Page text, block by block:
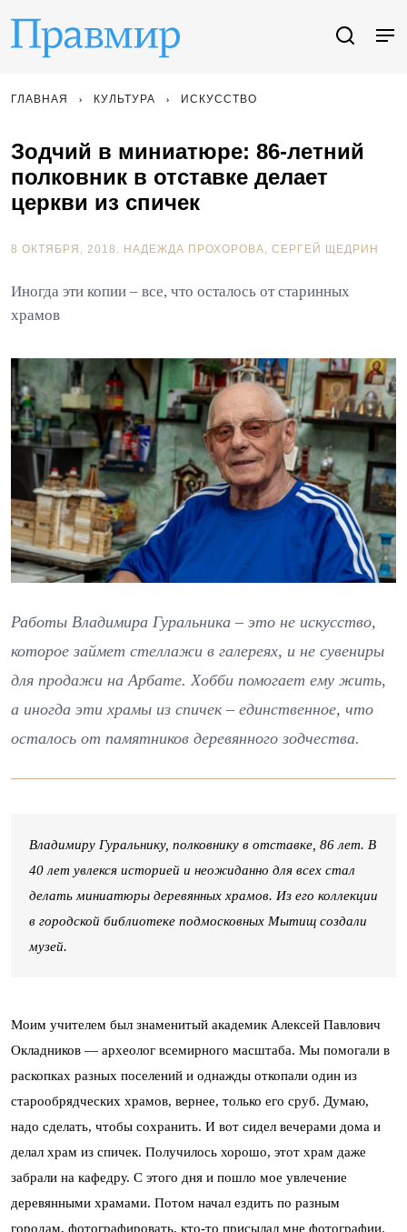
ГЛАВНАЯ КУЛЬТУРА ИСКУССТВО
Зодчий в миниатюре: 86-летний
полковник в отставке делает
церкви из спичек
8 ОКТЯБРЯ, 2018. НАДЕЖДА ПРОХОРОВА СЕРГЕЙ ЩЕДРИН
Иногда эти копии – все, что осталось от старинных
храмов
Работы Владимира Гуральника – это не искусство,
которое займет стеллажи в галереях, и не сувениры
для продажи на Арбате. Хобби помогает ему жить,
а иногда эти храмы из спичек – единственное, что
осталось от памятников деревянного зодчества.
Владимиру Гуральнику, полковнику в отставке, 86 лет. В
40 лет увлекся историей и неожиданно для всех стал
делать миниатюры деревянных храмов. Из его коллекции
в городской библиотеке подмосковных Мытищ создали
музей.
Моим учителем был знаменитый академик Алексей Павлович
Окладников — археолог всемирного масштаба. Мы помогали в
раскопках разных поселений и однажды откопали один из
старообрядческих храмов, вернее, только его сруб. Думаю,
надо сделать, чтобы сохранить. И вот сидел вечерами дома и
делал храм из спичек. Получилось хорошо, этот храм даже
забрали на кафедру. С этого дня и пошло мое увлечение
деревянными храмами. Потом начал ездить по разным
городам, фотографировать, кто-то присылал мне фотографии.